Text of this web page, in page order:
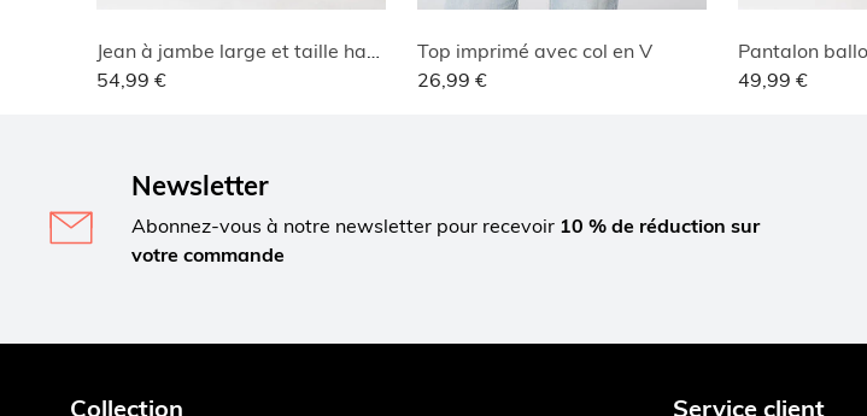
54,99 €
Top imprimé avec col en V
26,99 €
49,99 €
Newsletter
Abonnez-vous à notre newsletter pour recevoir 10 % de réduction sur
votre commande
Collection Service client